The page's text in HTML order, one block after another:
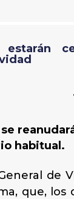
estarán
habitual.
de
que, los